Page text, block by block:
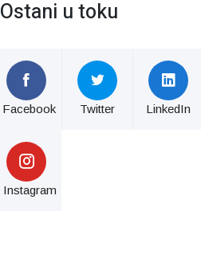
Ostani u toku
Facebook Twitter LinkedIn
Instagram